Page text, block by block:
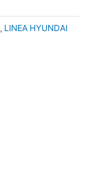
, LINEA HYUNDAI